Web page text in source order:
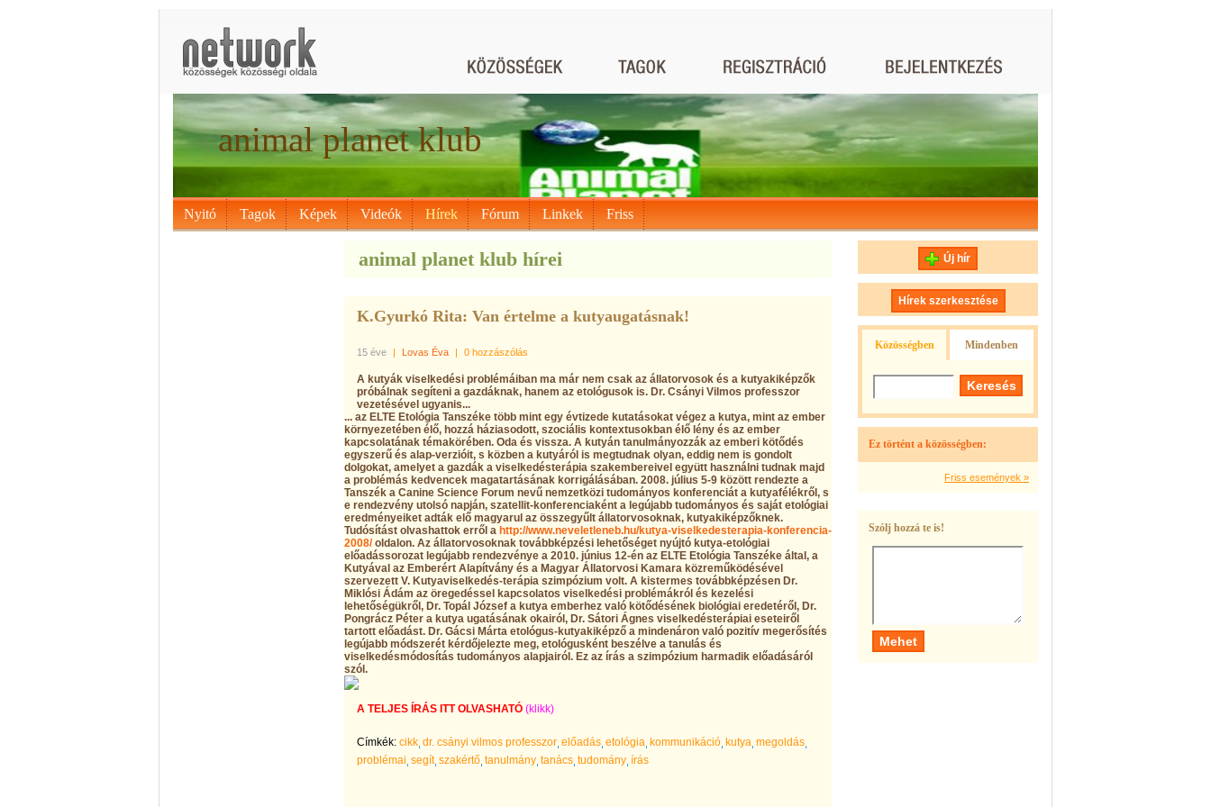
animal planet klub
Nyitó Tagok Képek Videók Hírek Fórum Linkek Friss
animal planet klub hírei
K.Gyurkó Rita: Van értelme a kutyaugatásnak!
15 éve | Lovas Éva | 0 hozzászólás
A kutyák viselkedési problémáiban ma már nem csak az állatorvosok és a kutyakiképzők
próbálnak segíteni a gazdáknak, hanem az etológusok is. Dr. Csányi Vilmos professzor
vezetésével ugyanis...
... az ELTE Etológia Tanszéke több mint egy évtizede kutatásokat végez a kutya, mint az ember
környezetében élő, hozzá háziasodott, szociális kontextusokban élő lény és az ember
kapcsolatának témakörében. Oda és vissza. A kutyán tanulmányozzák az emberi kötődés
egyszerű és alap-verzióit, s közben a kutyáról is megtudnak olyan, eddig nem is gondolt
dolgokat, amelyet a gazdák a viselkedésterápia szakembereivel együtt használni tudnak majd
a problémás kedvencek magatartásának korrigálásában. 2008. július 5-9 között rendezte a
Tanszék a Canine Science Forum nevű nemzetközi tudományos konferenciát a kutyafélékről, s
e rendezvény utolsó napján, szatellit-konferenciaként a legújabb tudományos és saját etológiai
eredményeiket adták elő magyarul az összegyűlt állatorvosoknak, kutyakiképzőknek.
Tudósítást olvashattok erről a http://www.neveletleneb.hu/kutya-viselkedesterapia-konferencia-
2008/oldalon. Az állatorvosoknak továbbképzési lehetőséget nyújtó kutya-etológiai
előadássorozat legújabb rendezvénye a 2010. június 12-én az ELTE Etológia Tanszéke által, a
Kutyával az Emberért Alapítvány és a Magyar Állatorvosi Kamara közreműködésével
szervezett V. Kutyaviselkedés-terápia szimpózium volt. A kistermes továbbképzésen Dr.
Miklósi Ádám az öregedéssel kapcsolatos viselkedési problémákról és kezelési
lehetőségükről, Dr. Topál József a kutya emberhez való kötődésének biológiai eredetéről, Dr.
Pongrácz Péter a kutya ugatásának okairól, Dr. Sátori Ágnes viselkedésterápiai eseteiről
tartott előadást. Dr. Gácsi Márta etológus-kutyakiképző a mindenáron való pozitív megerősítés
legújabb módszerét kérdőjelezte meg, etológusként beszélve a tanulás és
viselkedésmódosítás tudományos alapjairól. Ez az írás a szimpózium harmadik előadásáról
szól.
A TELJES ÍRÁS ITT OLVASHATÓ (klikk)
Címkék: cikk dr. csányi vilmos professzor előadás etológia kommunikáció kutya megoldás
problémai segít szakértő tanulmány tanács tudomány írás
Új hír
Hírek szerkesztése
Közösségben Mindenben
Ez történt a közösségben:
Friss események »
Szólj hozzá te is!